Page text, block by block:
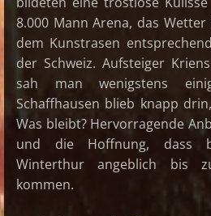
8.000 Mann Arena, das
dem Kunstrasen
der Schweiz. Aufsteiger
sah man wenigstens
Schaffhausen blieb knapp
Was bleibt? Hervorragende
und die Hoffnung, dass
Winterthur angeblich bis
kommen.